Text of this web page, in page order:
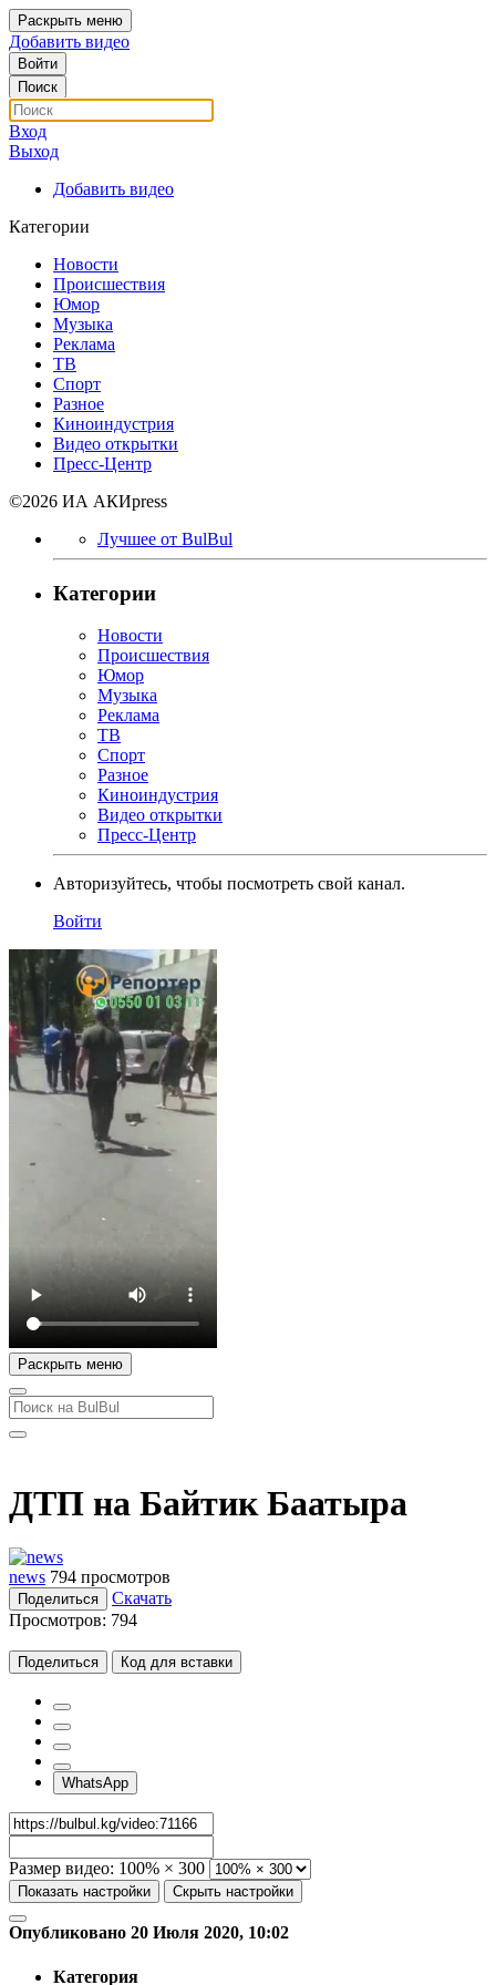
Раскрыть меню
Добавить видео
Войти
Поиск
Вход
Выход
Добавить видео
Категории
Новости
Происшествия
Юмор
Музыка
Реклама
ТВ
Спорт
Разное
Киноиндустрия
Видео открытки
Пресс-Центр
©2026 ИА АКИpress
Лучшее от BulBul
Категории
Новости
Происшествия
Юмор
Музыка
Реклама
ТВ
Спорт
Разное
Киноиндустрия
Видео открытки
Пресс-Центр
Авторизуйтесь, чтобы посмотреть свой канал.
Войти
Раскрыть меню
ДТП на Байтик Баатыра
news 794 просмотров
Поделиться
Скачать
Просмотров: 794
Поделиться Код для вставки
WhatsApp
Размер видео: 100% × 300
Показать настройки Скрыть настройки
Опубликовано 20 Июля 2020, 10:02
Категория